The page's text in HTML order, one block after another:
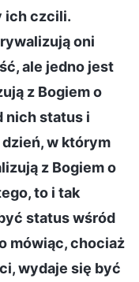
ich czcili.
oni
ale jedno jest
z Bogiem o
nich status i
dzień, w którym
z Bogiem o
to i tak
status wśród
mówiąc, chociaż
wydaje się być